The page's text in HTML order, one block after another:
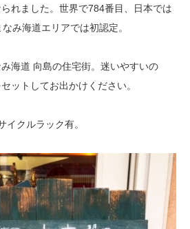
れました。世界で784番目、日本では
み海道エリアでは初認定。
海道 向島の住宅街。迷いやすいの
ットしてお出かけください。
イクルラック有。